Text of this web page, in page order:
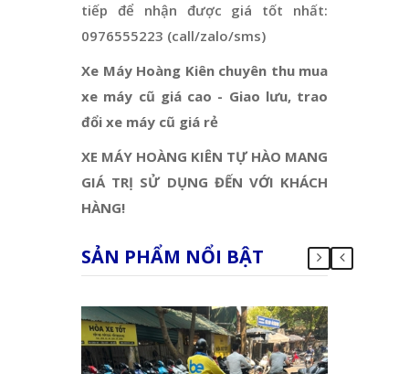
tiếp để nhận được giá tốt nhất:
0976555223 (call/zalo/sms)
Xe Máy Hoàng Kiên chuyên thu mua
xe máy cũ giá cao - Giao lưu, trao
đổi xe máy cũ giá rẻ
XE MÁY HOÀNG KIÊN TỰ HÀO MANG
GIÁ TRỊ SỬ DỤNG ĐẾN VỚI KHÁCH
HÀNG!
SẢN PHẨM NỔI BẬT